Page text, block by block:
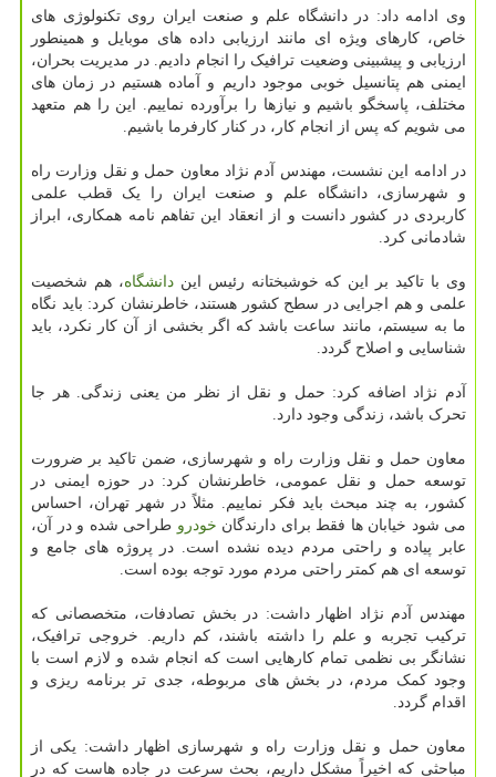
وی ادامه داد: در دانشگاه علم و صنعت ایران روی تکنولوژی های
خاص، کارهای ویژه ای مانند ارزیابی داده های موبایل و همینطور
ارزیابی و پیشبینی وضعیت ترافیک را انجام دادیم. در مدیریت بحران،
ایمنی هم پتانسیل خوبی موجود داریم و آماده هستیم در زمان های
مختلف، پاسخگو باشیم و نیازها را برآورده نماییم. این را هم متعهد
می شویم که پس از انجام کار، در کنار کارفرما باشیم.
در ادامه این نشست، مهندس آدم نژاد معاون حمل و نقل وزارت راه
و شهرسازی، دانشگاه علم و صنعت ایران را یک قطب علمی
کاربردی در کشور دانست و از انعقاد این تفاهم نامه همکاری، ابراز
شادمانی کرد.
وی با تاکید بر این که خوشبختانه رئیس ایندانشگاه، هم شخصیت
علمی و هم اجرایی در سطح کشور هستند، خاطرنشان کرد: باید نگاه
ما به سیستم، مانند ساعت باشد که اگر بخشی از آن کار نکرد، باید
شناسایی و اصلاح گردد.
آدم نژاد اضافه کرد: حمل و نقل از نظر من یعنی زندگی. هر جا
تحرک باشد، زندگی وجود دارد.
معاون حمل و نقل وزارت راه و شهرسازی، ضمن تاکید بر ضرورت
توسعه حمل و نقل عمومی، خاطرنشان کرد: در حوزه ایمنی در
کشور، به چند مبحث باید فکر نماییم. مثلاً در شهر تهران، احساس
می شود خیابان ها فقط برای دارندگان خودرو طراحی شده و در آن،
عابر پیاده و راحتی مردم دیده نشده است. در پروژه های جامع و
توسعه ای هم کمتر راحتی مردم مورد توجه بوده است.
مهندس آدم نژاد اظهار داشت: در بخش تصادفات، متخصصانی که
ترکیب تجربه و علم را داشته باشند، کم داریم. خروجی ترافیک،
نشانگر بی نظمی تمام کارهایی است که انجام شده و لازم است با
وجود کمک مردم، در بخش های مربوطه، جدی تر برنامه ریزی و
اقدام گردد.
معاون حمل و نقل وزارت راه و شهرسازی اظهار داشت: یکی از
مباحثی که اخیراً مشکل داریم، بحث سرعت در جاده هاست که در